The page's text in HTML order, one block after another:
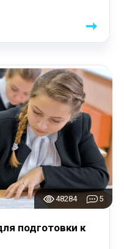
48284 5
подготовки к